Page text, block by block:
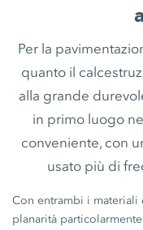
Per la
quanto il
alla grande
in primo luogo
conveniente, con
usato più di
Con entrambi i materiali
planarità